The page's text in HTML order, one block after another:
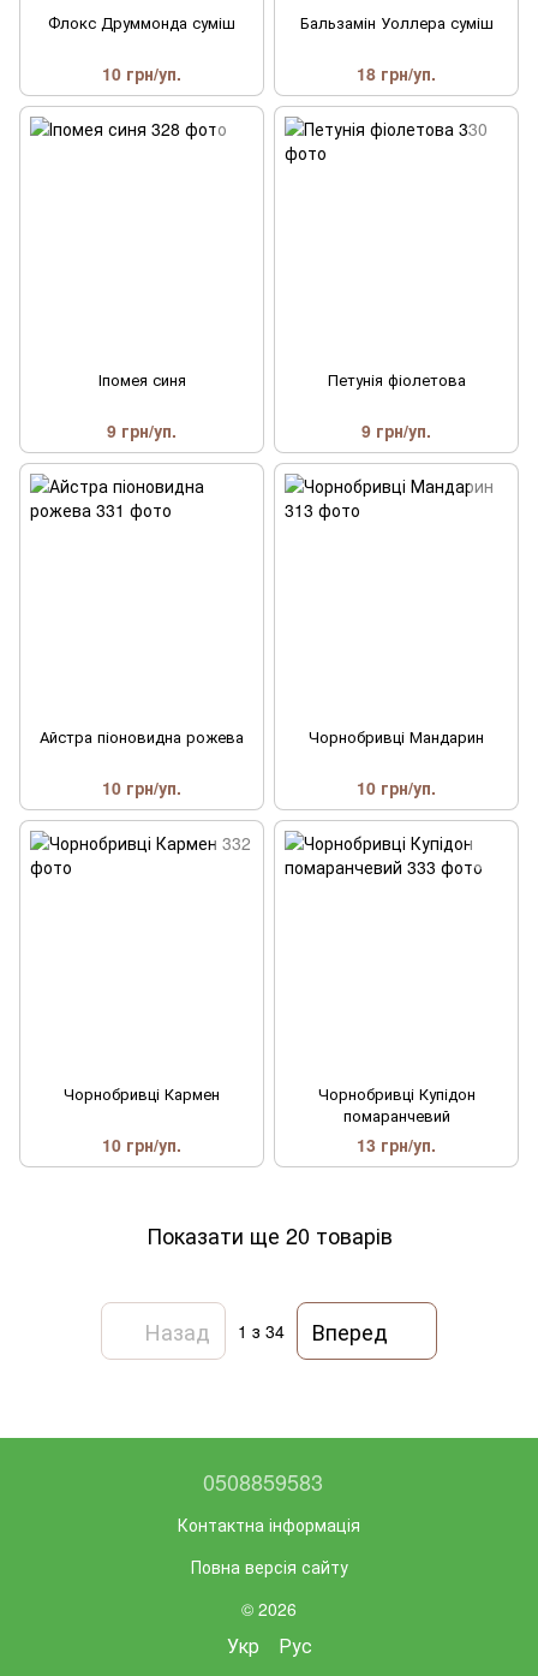
Флокс Друммонда суміш
10 грн/уп.
Бальзамін Уоллера суміш
18 грн/уп.
Іпомея синя
9 грн/уп.
Петунія фіолетова
9 грн/уп.
Айстра піоновидна рожева
10 грн/уп.
Чорнобривці Мандарин
10 грн/уп.
Чорнобривці Кармен
10 грн/уп.
Чорнобривці Купідон
помаранчевий
13 грн/уп.
Показати ще 20 товарів
Назад 1 з 34 Вперед
0508859583
Контактна інформація
Повна версія сайту
© 2026
Укр Рус